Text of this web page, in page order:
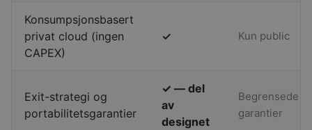
Konsumpsjonsbasert
privat cloud (ingen
CAPEX)
✓ Kun public
Exit-strategi og
portabilitetsgarantier
✓ — del
av
designet
Begrensede
garantier